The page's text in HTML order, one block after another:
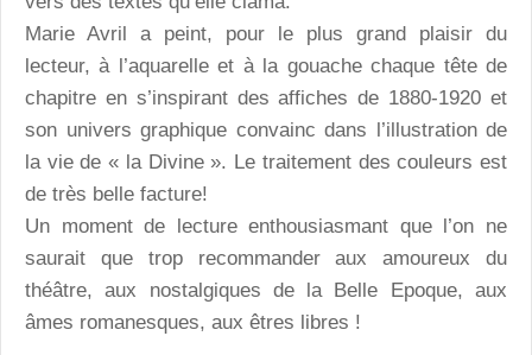
Marie Avril a peint, pour le plus grand plaisir du
lecteur, à l’aquarelle et à la gouache chaque tête de
chapitre en s’inspirant des affiches de 1880-1920 et
son univers graphique convainc dans l’illustration de
la vie de « la Divine ». Le traitement des couleurs est
de très belle facture!
Un moment de lecture enthousiasmant que l’on ne
saurait que trop recommander aux amoureux du
théâtre, aux nostalgiques de la Belle Epoque, aux
âmes romanesques, aux êtres libres !